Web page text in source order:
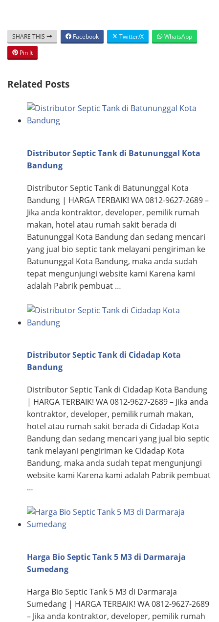
SHARE THIS Facebook Twitter/X
WhatsApp
Pin It
Related Posts
Distributor Septic Tank di Batununggal Kota
Bandung
Distributor Septic Tank di Batununggal Kota
Bandung | HARGA TERBAIK! WA 0812-9627-2689 –
Jika anda kontraktor, developer, pemilik rumah
makan, hotel atau rumah sakit berada di
Batununggal Kota Bandung dan sedang mencari
yang jual bio septic tank melayani pengiriman ke
Batununggal Kota Bandung, maka anda sudah
tepat mengunjungi website kami Karena kami
adalah Pabrik pembuat …
Distributor Septic Tank di Cidadap Kota
Bandung
Distributor Septic Tank di Cidadap Kota Bandung
| HARGA TERBAIK! WA 0812-9627-2689 – Jika anda
kontraktor, developer, pemilik rumah makan,
hotel atau rumah sakit berada di Cidadap Kota
Bandung dan sedang mencari yang jual bio septic
tank melayani pengiriman ke Cidadap Kota
Bandung, maka anda sudah tepat mengunjungi
website kami Karena kami adalah Pabrik pembuat
…
Harga Bio Septic Tank 5 M3 di Darmaraja
Sumedang
Harga Bio Septic Tank 5 M3 di Darmaraja
Sumedang | HARGA TERBAIK! WA 0812-9627-2689
– Jika anda kontraktor, developer, pemilik rumah